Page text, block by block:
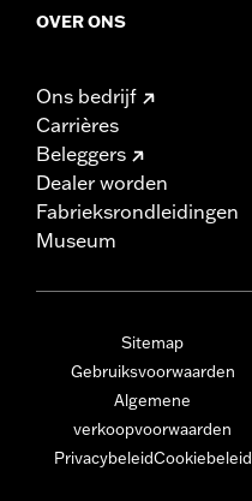
OVER ONS
Ons bedrijf
Carrières
Beleggers
Dealer worden
Fabrieksrondleidingen
Museum
Sitemap
Gebruiksvoorwaarden
Algemene
verkoopvoorwaarden
PrivacybeleidCookiebeleid